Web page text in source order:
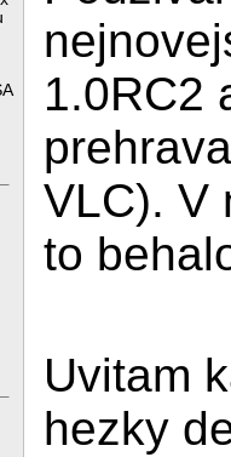
1.0RC2
VLC). V
to
Uvitam
hezky